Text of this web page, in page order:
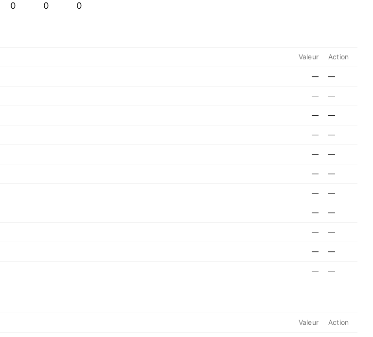
0 0 0
Valeur Action
— —
— —
— —
— —
— —
— —
— —
— —
— —
— —
— —
Valeur Action